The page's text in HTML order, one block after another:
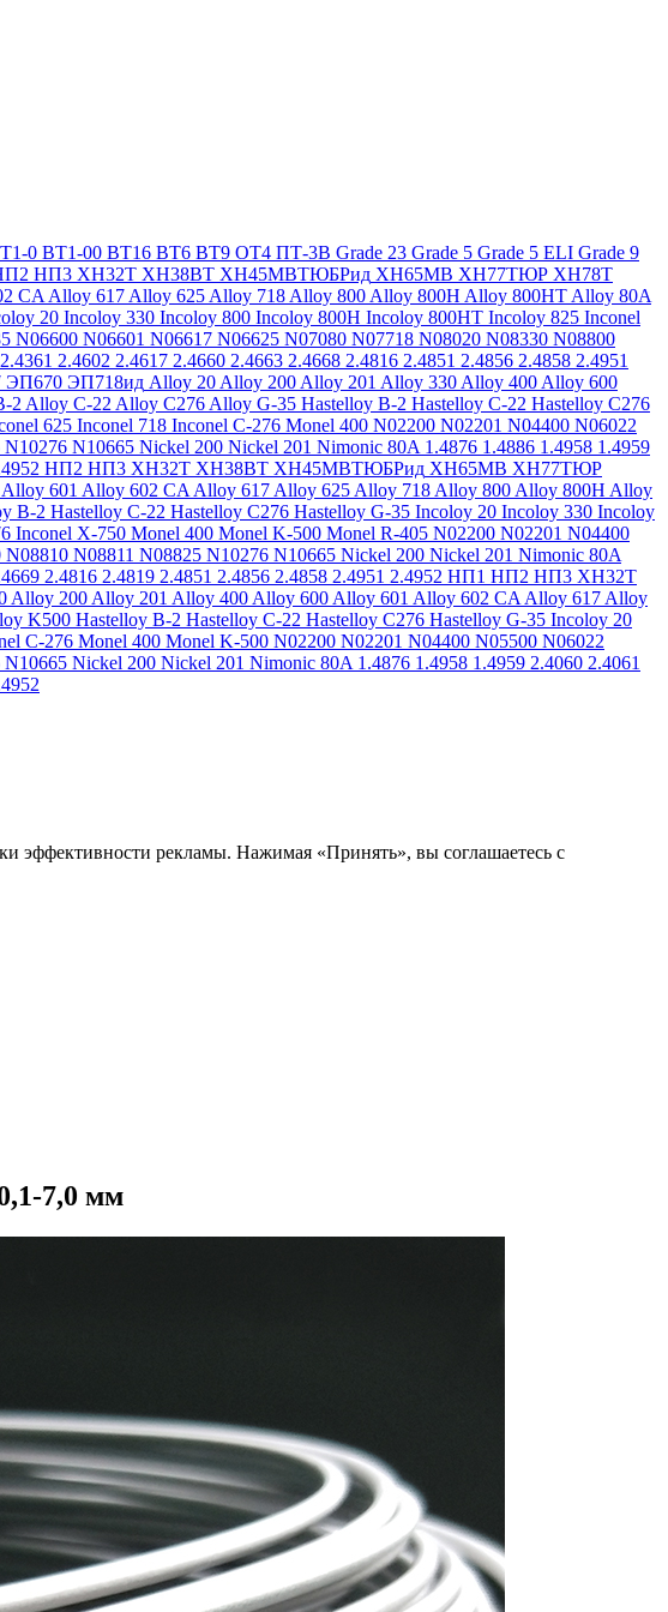
0 ВТ1-00 ВТ16 ВТ6 ВТ9 ОТ4 ПТ-3В Grade 23 Grade 5 Grade 5 ELI Grade 9
НП3 ХН32Т ХН38ВТ ХН45МВТЮБРид ХН65МВ ХН77ТЮР ХН78Т
CA Alloy 617 Alloy 625 Alloy 718 Alloy 800 Alloy 800H Alloy 800HT Alloy 80A
20 Incoloy 330 Incoloy 800 Incoloy 800H Incoloy 800HT Incoloy 825 Inconel
N06600 N06601 N06617 N06625 N07080 N07718 N08020 N08330 N08800
2.4361 2.4602 2.4617 2.4660 2.4663 2.4668 2.4816 2.4851 2.4856 2.4858 2.4951
ЭП670 ЭП718ид Alloy 20 Alloy 200 Alloy 201 Alloy 330 Alloy 400 Alloy 600
2 Alloy C-22 Alloy C276 Alloy G-35 Hastelloy B-2 Hastelloy C-22 Hastelloy C276
625 Inconel 718 Inconel C-276 Monel 400 N02200 N02201 N04400 N06022
N10276 N10665 Nickel 200 Nickel 201 Nimonic 80A 1.4876 1.4886 1.4958 1.4959
НП2 НП3 ХН32Т ХН38ВТ ХН45МВТЮБРид ХН65МВ ХН77ТЮР
Alloy 601 Alloy 602 CA Alloy 617 Alloy 625 Alloy 718 Alloy 800 Alloy 800H Alloy
B-2 Hastelloy C-22 Hastelloy C276 Hastelloy G-35 Incoloy 20 Incoloy 330 Incoloy
Inconel X-750 Monel 400 Monel K-500 Monel R-405 N02200 N02201 N04400
N08810 N08811 N08825 N10276 N10665 Nickel 200 Nickel 201 Nimonic 80A
2.4816 2.4819 2.4851 2.4856 2.4858 2.4951 2.4952 НП1 НП2 НП3 ХН32Т
Alloy 200 Alloy 201 Alloy 400 Alloy 600 Alloy 601 Alloy 602 CA Alloy 617 Alloy
K500 Hastelloy B-2 Hastelloy C-22 Hastelloy C276 Hastelloy G-35 Incoloy 20
C-276 Monel 400 Monel K-500 N02200 N02201 N04400 N05500 N06022
N10665 Nickel 200 Nickel 201 Nimonic 80A 1.4876 1.4958 1.4959 2.4060 2.4061
эффективности рекламы. Нажимая «Принять», вы соглашаетесь с
7,0 мм